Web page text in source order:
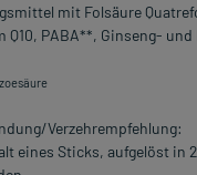
mit Folsäure
Q10, PABA**, Ginseng-
Verzehrempfehlung:
eines Sticks, aufgelöst in